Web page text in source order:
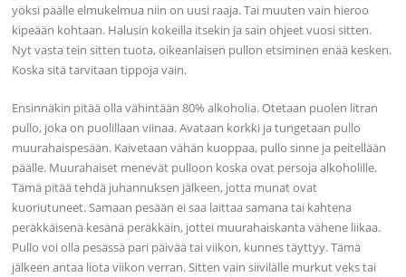
yöksi päälle elmukelmua niin on uusi raaja. Tai muuten vain hieroo
kipeään kohtaan. Halusin kokeilla itsekin ja sain ohjeet vuosi sitten.
Nyt vasta tein sitten tuota, oikeanlaisen pullon etsiminen enää kesken.
Koska sitä tarvitaan tippoja vain.
Ensinnäkin pitää olla vähintään 80% alkoholia. Otetaan puolen litran
pullo, joka on puolillaan viinaa. Avataan korkki ja tungetaan pullo
muurahaispesään. Kaivetaan vähän kuoppaa, pullo sinne ja peitellään
päälle. Muurahaiset menevät pulloon koska ovat persoja alkoholille.
Tämä pitää tehdä juhannuksen jälkeen, jotta munat ovat
kuoriutuneet. Samaan pesään ei saa laittaa samana tai kahtena
peräkkäisenä kesänä peräkkäin, jottei muurahaiskanta vähene liikaa.
Pullo voi olla pesässä pari päivää tai viikon, kunnes täyttyy. Tämä
jälkeen antaa liota viikon verran. Sitten vain siivilälle murkut veks tai